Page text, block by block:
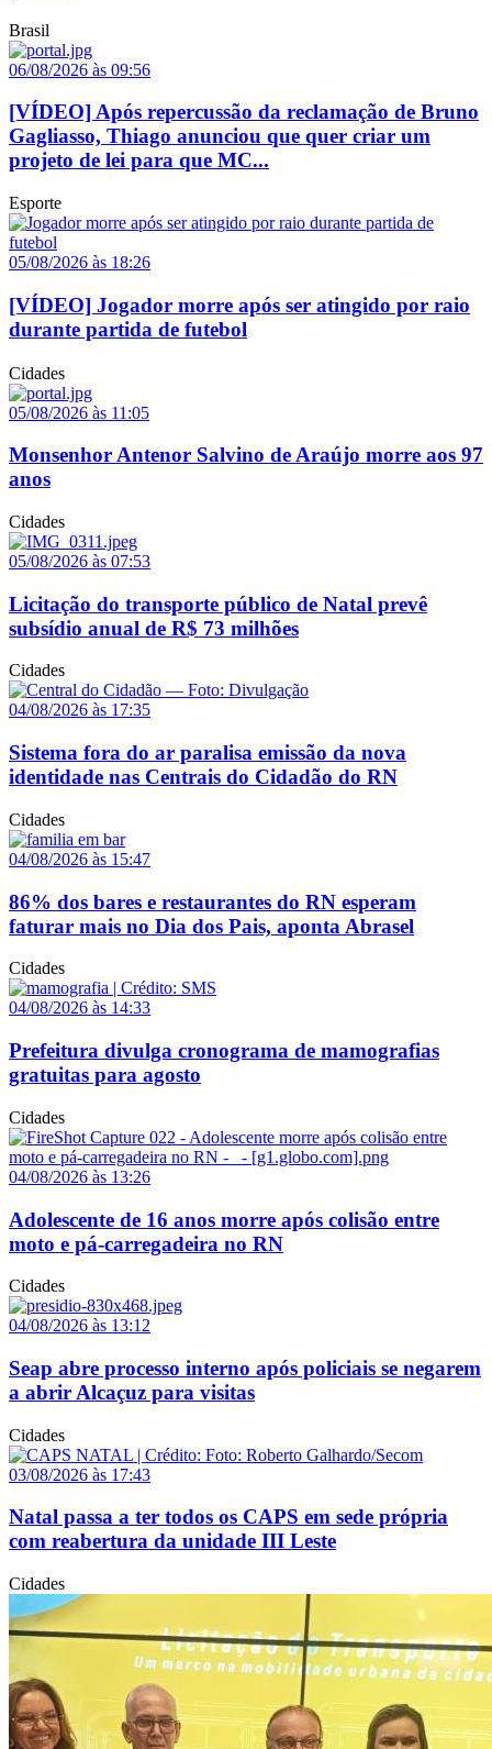
Brasil
06/08/2026 às 09:56
[VÍDEO] Após repercussão da reclamação de Bruno
Gagliasso, Thiago anunciou que quer criar um
projeto de lei para que MC...
Esporte
05/08/2026 às 18:26
[VÍDEO] Jogador morre após ser atingido por raio
durante partida de futebol
Cidades
05/08/2026 às 11:05
Monsenhor Antenor Salvino de Araújo morre aos 97
anos
Cidades
05/08/2026 às 07:53
Licitação do transporte público de Natal prevê
subsídio anual de R$ 73 milhões
Cidades
04/08/2026 às 17:35
Sistema fora do ar paralisa emissão da nova
identidade nas Centrais do Cidadão do RN
Cidades
04/08/2026 às 15:47
86% dos bares e restaurantes do RN esperam
faturar mais no Dia dos Pais, aponta Abrasel
Cidades
04/08/2026 às 14:33
Prefeitura divulga cronograma de mamografias
gratuitas para agosto
Cidades
04/08/2026 às 13:26
Adolescente de 16 anos morre após colisão entre
moto e pá-carregadeira no RN
Cidades
04/08/2026 às 13:12
Seap abre processo interno após policiais se negarem
a abrir Alcaçuz para visitas
Cidades
03/08/2026 às 17:43
Natal passa a ter todos os CAPS em sede própria
com reabertura da unidade III Leste
Cidades